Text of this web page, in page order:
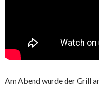
Am Abend wurde der Grill